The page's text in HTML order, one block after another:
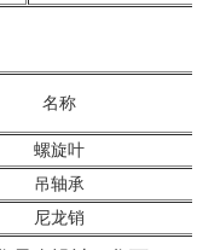
名称
螺旋叶
吊轴承
尼龙销